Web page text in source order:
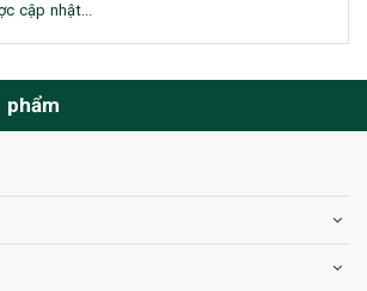
cập nhật...
phẩm